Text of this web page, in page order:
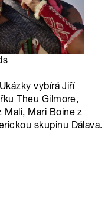
vybírá Jiří
Theu Gilmore,
Mali, Mari Boine z
skupinu Dálava.